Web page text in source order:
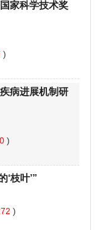
家科学技术奖
)
病进展机制研
)
‘枝叶’”
)